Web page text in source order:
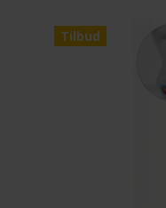
Tilbud